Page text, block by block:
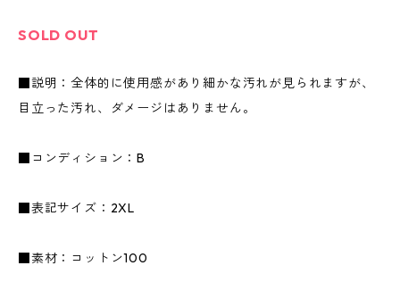
SOLD OUT
■説明：全体的に使用感があり細かな汚れが見られますが、
目立った汚れ、ダメージはありません。
■コンディション：B
■表記サイズ：2XL
■素材：コットン100